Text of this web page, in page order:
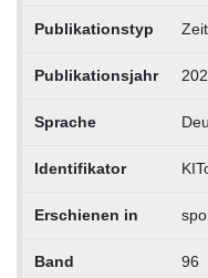
Publikationstyp
Publikationsjahr
Sprache
Identifikator
Erschienen in
Band 96